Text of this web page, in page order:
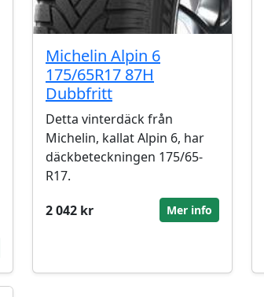
Michelin Alpin 6
175/65R17 87H
Dubbfritt
Detta vinterdäck från
Michelin, kallat Alpin 6, har
däckbeteckningen 175/65-
R17.
2 042 kr
Mer info